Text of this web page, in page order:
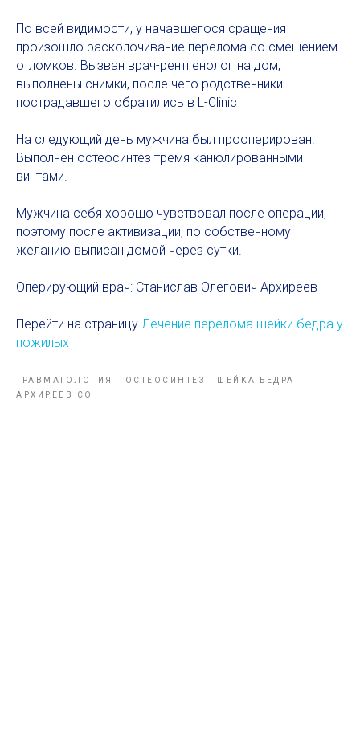
По всей видимости, у начавшегося сращения
произошло расколочивание перелома со смещением
отломков. Вызван врач-рентгенолог на дом,
выполнены снимки, после чего родственники
пострадавшего обратились в L-Clinic
На следующий день мужчина был прооперирован.
Выполнен остеосинтез тремя канюлированными
винтами.
Мужчина себя хорошо чувствовал после операции,
поэтому после активизации, по собственному
желанию выписан домой через сутки.
Оперирующий врач: Станислав Олегович Архиреев
Перейти на страницу Лечение перелома шейки бедра у
пожилых
ТРАВМАТОЛОГИЯ ОСТЕОСИНТЕЗ
ШЕЙКА БЕДРА
АРХИРЕЕВ СО